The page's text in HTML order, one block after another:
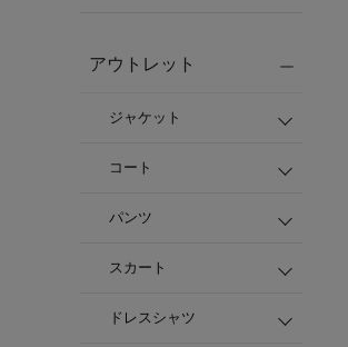
アウトレット
ジャケット
コート
パンツ
スカート
ドレスシャツ